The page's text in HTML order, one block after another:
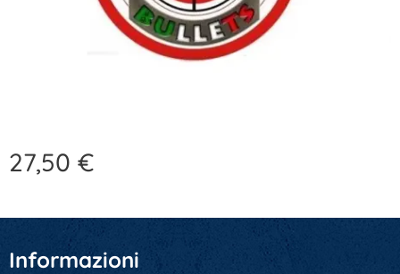
27,50 €
Informazioni